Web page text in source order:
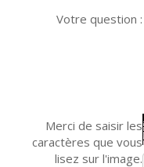
Votre question :
Merci de saisir les
caractères que vous
lisez sur l'image.